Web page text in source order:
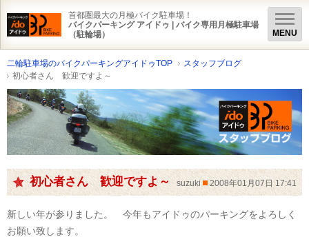
首都圏最大の月極バイク駐車場！
バイクパーキング アイドゥ | バイク専用月極駐車場
（駐輪場）
二輪駐車場のバイクパーキングアイドゥTOP
スタッフブログ
初心者さん 歓迎ですよ～
初心者さん 歓迎ですよ～ suzuki 2008年01月07日 17:41
新しい年が参りました。 今年もアイドゥのパーキングをよろしく
お願い致します。